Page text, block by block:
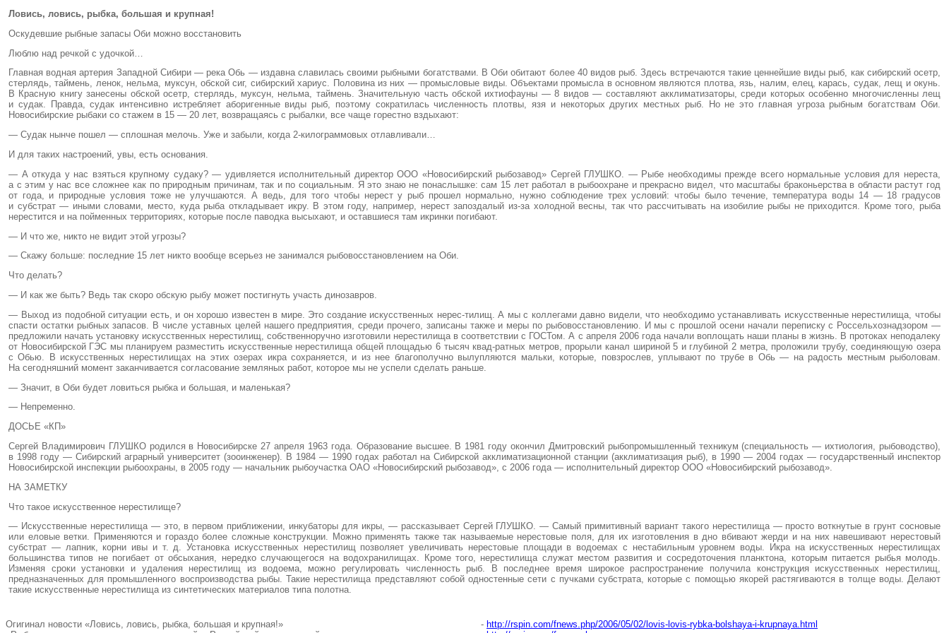
Ловись, ловись, рыбка, большая и крупная!
Оскудевшие рыбные запасы Оби можно восстановить
Люблю над речкой с удочкой…
Главная водная артерия Западной Сибири — река Обь — издавна славилась своими рыбными богатствами. В Оби обитают более 40 видов рыб. Здесь встречаются такие ценнейшие виды рыб, как сибирский осетр,
стерлядь, таймень, ленок, нельма, муксун, обской сиг, сибирский хариус. Половина из них — промысловые виды. Объектами промысла в основном являются плотва, язь, налим, елец, карась, судак, лещ и окунь.
В Красную книгу занесены обской осетр, стерлядь, муксун, нельма, таймень. Значительную часть обской ихтиофауны — 8 видов — составляют акклиматизаторы, среди которых особенно многочисленны лещ
и судак. Правда, судак интенсивно истребляет аборигенные виды рыб, поэтому сократилась численность плотвы, язя и некоторых других местных рыб. Но не это главная угроза рыбным богатствам Оби.
Новосибирские рыбаки со стажем в 15 — 20 лет, возвращаясь с рыбалки, все чаще горестно вздыхают:
— Судак нынче пошел — сплошная мелочь. Уже и забыли, когда 2-килограммовых отлавливали…
И для таких настроений, увы, есть основания.
— А откуда у нас взяться крупному судаку? — удивляется исполнительный директор ООО «Новосибирский рыбозавод» Сергей ГЛУШКО. — Рыбе необходимы прежде всего нормальные условия для нереста,
а с этим у нас все сложнее как по природным причинам, так и по социальным. Я это знаю не понаслышке: сам 15 лет работал в рыбоохране и прекрасно видел, что масштабы браконьерства в области растут год
от года, и природные условия тоже не улучшаются. А ведь, для того чтобы нерест у рыб прошел нормально, нужно соблюдение трех условий: чтобы было течение, температура воды 14 — 18 градусов
и субстрат — иными словами, место, куда рыба откладывает икру. В этом году, например, нерест запоздалый из-за холодной весны, так что рассчитывать на изобилие рыбы не приходится. Кроме того, рыба
нерестится и на пойменных территориях, которые после паводка высыхают, и оставшиеся там икринки погибают.
— И что же, никто не видит этой угрозы?
— Скажу больше: последние 15 лет никто вообще всерьез не занимался рыбовосстановлением на Оби.
Что делать?
— И как же быть? Ведь так скоро обскую рыбу может постигнуть участь динозавров.
— Выход из подобной ситуации есть, и он хорошо известен в мире. Это создание искусственных нерес-тилищ. А мы с коллегами давно видели, что необходимо устанавливать искусственные нерестилища, чтобы
спасти остатки рыбных запасов. В числе уставных целей нашего предприятия, среди прочего, записаны также и меры по рыбовосстановлению. И мы с прошлой осени начали переписку с Россельхознадзором —
предложили начать установку искусственных нерестилищ, собственноручно изготовили нерестилища в соответствии с ГОСТом. А с апреля 2006 года начали воплощать наши планы в жизнь. В протоках неподалеку
от Новосибирской ГЭС мы планируем разместить искусственные нерестилища общей площадью 6 тысяч квад-ратных метров, прорыли канал шириной 5 и глубиной 2 метра, проложили трубу, соединяющую озера
с Обью. В искусственных нерестилищах на этих озерах икра сохраняется, и из нее благополучно вылупляются мальки, которые, повзрослев, уплывают по трубе в Обь — на радость местным рыболовам.
На сегодняшний момент заканчивается согласование земляных работ, которое мы не успели сделать раньше.
— Значит, в Оби будет ловиться рыбка и большая, и маленькая?
— Непременно.
ДОСЬЕ «КП»
Сергей Владимирович ГЛУШКО родился в Новосибирске 27 апреля 1963 года. Образование высшее. В 1981 году окончил Дмитровский рыбопромышленный техникум (специальность — ихтиология, рыбоводство),
в 1998 году — Сибирский аграрный университет (зооинженер). В 1984 — 1990 годах работал на Сибирской акклиматизационной станции (акклиматизация рыб), в 1990 — 2004 годах — государственный инспектор
Новосибирской инспекции рыбоохраны, в 2005 году — начальник рыбоучастка ОАО «Новосибирский рыбозавод», с 2006 года — исполнительный директор ООО «Новосибирский рыбозавод».
НА ЗАМЕТКУ
Что такое искусственное нерестилище?
— Искусственные нерестилища — это, в первом приближении, инкубаторы для икры, — рассказывает Сергей ГЛУШКО. — Самый примитивный вариант такого нерестилища — просто воткнутые в грунт сосновые
или еловые ветки. Применяются и гораздо более сложные конструкции. Можно применять также так называемые нерестовые поля, для их изготовления в дно вбивают жерди и на них навешивают нерестовый
субстрат — лапник, корни ивы и т. д. Установка искусственных нерестилищ позволяет увеличивать нерестовые площади в водоемах с нестабильным уровнем воды. Икра на искусственных нерестилищах
большинства типов не погибает от обсыхания, нередко случающегося на водохранилищах. Кроме того, нерестилища служат местом развития и сосредоточения планктона, которым питается рыбья молодь.
Изменяя сроки установки и удаления нерестилищ из водоема, можно регулировать численность рыб. В последнее время широкое распространение получила конструкция искусственных нерестилищ,
предназначенных для промышленного воспроизводства рыбы. Такие нерестилища представляют собой одностенные сети с пучками субстрата, которые с помощью якорей растягиваются в толще воды. Делают
такие искусственные нерестилища из синтетических материалов типа полотна.
Огигинал новости «Ловись, ловись, рыбка, большая и крупная!» - http://rspin.com/fnews.php/2006/05/02/lovis-lovis-rybka-bolshaya-i-krupnaya.html